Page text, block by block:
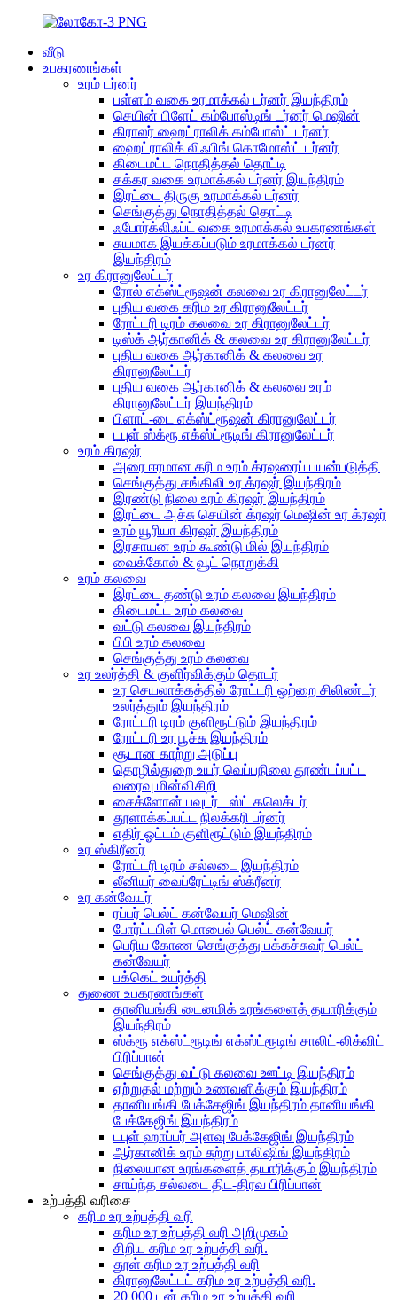
வீடு
உபகரணங்கள்
உரம் டர்னர்
பள்ளம் வகை உரமாக்கல் டர்னர் இயந்திரம்
செயின் பிளேட் கம்போஸ்டிங் டர்னர் மெஷின்
கிராலர் ஹைட்ராலிக் கம்போஸ்ட் டர்னர்
ஹைட்ராலிக் லிஃபிங் கொமோஸ்ட் டர்னர்
கிடைமட்ட நொதித்தல் தொட்டி
சக்கர வகை உரமாக்கல் டர்னர் இயந்திரம்
இரட்டை திருகு உரமாக்கல் டர்னர்
செங்குத்து நொதித்தல் தொட்டி
ஃபோர்க்லிஃப்ட் வகை உரமாக்கல் உபகரணங்கள்
சுயமாக இயக்கப்படும் உரமாக்கல் டர்னர்
இயந்திரம்
உர கிரானுலேட்டர்
ரோல் எக்ஸ்ட்ரூஷன் கலவை உர கிரானுலேட்டர்
புதிய வகை கரிம உர கிரானுலேட்டர்
ரோட்டரி டிரம் கலவை உர கிரானுலேட்டர்
டிஸ்க் ஆர்கானிக் & கலவை உர கிரானுலேட்டர்
புதிய வகை ஆர்கானிக் & கலவை உர
கிரானுலேட்டர்
புதிய வகை ஆர்கானிக் & கலவை உரம்
கிரானுலேட்டர் இயந்திரம்
பிளாட்-டை எக்ஸ்ட்ரூஷன் கிரானுலேட்டர்
டபுள் ஸ்க்ரூ எக்ஸ்ட்ரூடிங் கிரானுலேட்டர்
உரம் கிரஷர்
அரை ஈரமான கரிம உரம் க்ரஷரைப் பயன்படுத்தி
செங்குத்து சங்கிலி உர க்ரஷர் இயந்திரம்
இரண்டு நிலை உரம் கிரஷர் இயந்திரம்
இரட்டை அச்சு செயின் க்ரஷர் மெஷின் உர க்ரஷர்
உரம் யூரியா கிரஷர் இயந்திரம்
இரசாயன உரம் கூண்டு மில் இயந்திரம்
வைக்கோல் & வூட் நொறுக்கி
உரம் கலவை
இரட்டை தண்டு உரம் கலவை இயந்திரம்
கிடைமட்ட உரம் கலவை
வட்டு கலவை இயந்திரம்
பிபி உரம் கலவை
செங்குத்து உரம் கலவை
உர உலர்த்தி & குளிர்விக்கும் தொடர்
உர செயலாக்கத்தில் ரோட்டரி ஒற்றை சிலிண்டர்
உலர்த்தும் இயந்திரம்
ரோட்டரி டிரம் குளிரூட்டும் இயந்திரம்
ரோட்டரி உர பூச்சு இயந்திரம்
சூடான காற்று அடுப்பு
தொழில்துறை உயர் வெப்பநிலை தூண்டப்பட்ட
வரைவு மின்விசிறி
சைக்ளோன் பவுடர் டஸ்ட் கலெக்டர்
தூளாக்கப்பட்ட நிலக்கரி பர்னர்
எதிர் ஓட்டம் குளிரூட்டும் இயந்திரம்
உர ஸ்கிரீனர்
ரோட்டரி டிரம் சல்லடை இயந்திரம்
லீனியர் வைப்ரேட்டிங் ஸ்க்ரீனர்
உர கன்வேயர்
ரப்பர் பெல்ட் கன்வேயர் மெஷின்
போர்ட்டபிள் மொபைல் பெல்ட் கன்வேயர்
பெரிய கோண செங்குத்து பக்கச்சுவர் பெல்ட்
கன்வேயர்
பக்கெட் உயர்த்தி
துணை உபகரணங்கள்
தானியங்கி டைனமிக் உரங்களைத் தயாரிக்கும்
இயந்திரம்
ஸ்க்ரூ எக்ஸ்ட்ரூடிங் எக்ஸ்ட்ரூடிங் சாலிட்-லிக்விட்
பிரிப்பான்
செங்குத்து வட்டு கலவை ஊட்டி இயந்திரம்
ஏற்றுதல் மற்றும் உணவளிக்கும் இயந்திரம்
தானியங்கி பேக்கேஜிங் இயந்திரம் தானியங்கி
பேக்கேஜிங் இயந்திரம்
டபுள் ஹாப்பர் அளவு பேக்கேஜிங் இயந்திரம்
ஆர்கானிக் உரம் சுற்று பாலிஷிங் இயந்திரம்
நிலையான உரங்களைத் தயாரிக்கும் இயந்திரம்
சாய்ந்த சல்லடை திட-திரவ பிரிப்பான்
உற்பத்தி வரிசை
கரிம உர உற்பத்தி வரி
கரிம உர உற்பத்தி வரி அறிமுகம்
சிறிய கரிம உர உற்பத்தி வரி.
தூள் கரிம உர உற்பத்தி வரி
கிரானுலேட்டட் கரிம உர உற்பத்தி வரி.
20 000 டன் கரிம உர உற்பத்தி வரி